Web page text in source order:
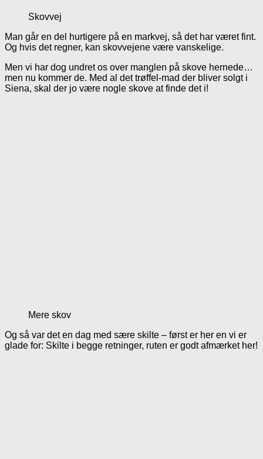
Skovvej
Man går en del hurtigere på en markvej, så det har været fint.
Og hvis det regner, kan skovvejene være vanskelige.
Men vi har dog undret os over manglen på skove hernede…
men nu kommer de. Med al det trøffel-mad der bliver solgt i
Siena, skal der jo være nogle skove at finde det i!
Mere skov
Og så var det en dag med sære skilte – først er her en vi er
glade for: Skilte i begge retninger, ruten er godt afmærket her!